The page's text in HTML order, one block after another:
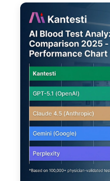
简体中文
فارسی
Български
Dansk
Nederlands
हिन्दी
Bahasa Indonesia
Հայերեն
Íslenska
Српски језик